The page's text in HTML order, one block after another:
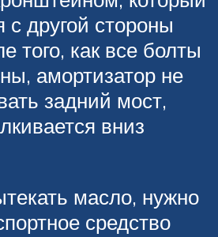
с другой стороны
того, как все болты
амортизатор не
задний мост,
вниз
масло, нужно
средство